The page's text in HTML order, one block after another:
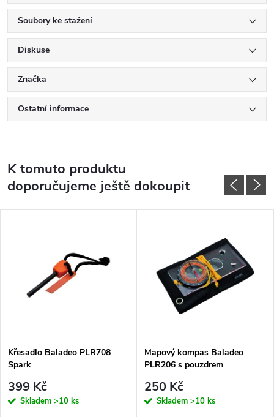
Soubory ke stažení
Diskuse
Značka
Ostatní informace
K tomuto produktu
doporučujeme ještě dokoupit
Křesadlo Baladeo PLR708
Spark
399 Kč
Skladem >10 ks
Mapový kompas Baladeo
PLR206 s pouzdrem
250 Kč
Skladem >10 ks